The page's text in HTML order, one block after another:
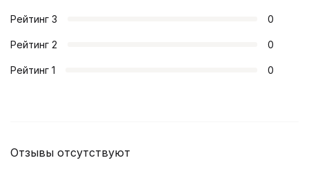
Рейтинг 3 0
Рейтинг 2 0
Рейтинг 1 0
Отзывы отсутствуют